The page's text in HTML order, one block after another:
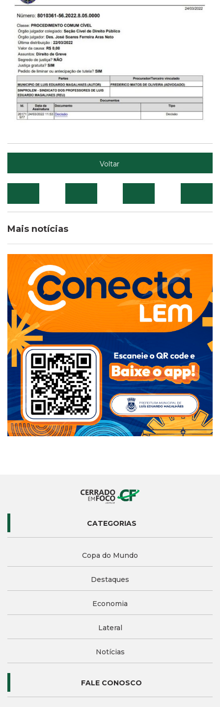
Voltar
Mais notícias
CATEGORIAS
Copa do Mundo
Destaques
Economia
Lateral
Notícias
FALE CONOSCO